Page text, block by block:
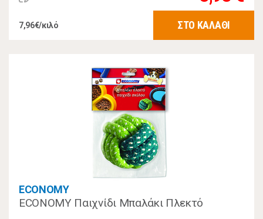
7,96€/κιλό ΣΤΟ ΚΑΛΑΘΙ
ECONOMY
ECONOMY Παιχνίδι Μπαλάκι Πλεκτό